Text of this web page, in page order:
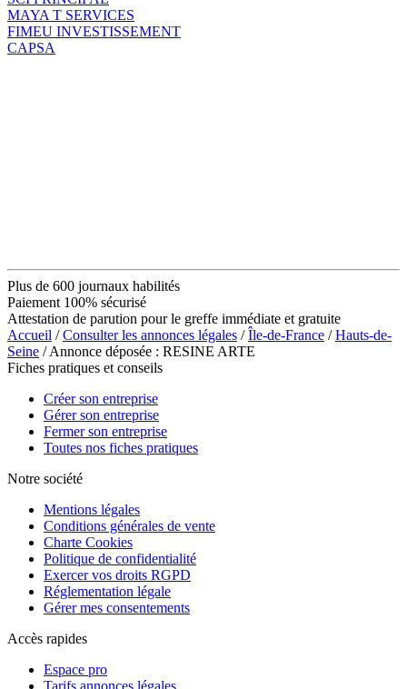
MAYA T SERVICES
FIMEU INVESTISSEMENT
CAPSA
Plus de 600 journaux habilités
Paiement 100% sécurisé
Attestation de parution pour le greffe immédiate et gratuite
Accueil /Consulter les annonces légales /Île-de-France /Hauts-de-
Seine / Annonce déposée : RESINE ARTE
Fiches pratiques et conseils
Créer son entreprise
Gérer son entreprise
Fermer son entreprise
Toutes nos fiches pratiques
Notre société
Mentions légales
Conditions générales de vente
Charte Cookies
Politique de confidentialité
Exercer vos droits RGPD
Réglementation légale
Gérer mes consentements
Accès rapides
Espace pro
Tarifs annonces légales